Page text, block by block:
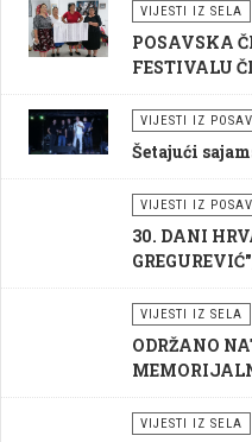
VIJESTI IZ SELA
POSAVSKA
FESTIVALU
VIJESTI IZ
Šetajući
VIJESTI IZ
30. DANI
VIJESTI IZ SELA
ODRŽANO
VIJESTI IZ SELA